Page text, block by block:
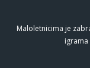
Maloletnicima je
igrama